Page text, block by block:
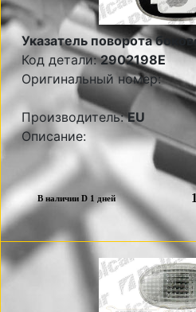
Указатель поворота
Код детали:2902198E
Оригинальный номер:
Производитель:EU
Описание:
В наличии D 1 дней